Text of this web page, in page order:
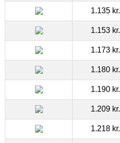
1.135 kr.
1.153 kr.
1.173 kr.
1.180 kr.
1.190 kr.
1.209 kr.
1.218 kr.